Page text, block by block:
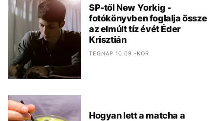
SP-től New Yorkig -
fotókönyvben foglalja össze
az elmúlt tíz évét Éder
Krisztián
TEGNAP 10:09 -KOR
Hogyan lett a matcha a